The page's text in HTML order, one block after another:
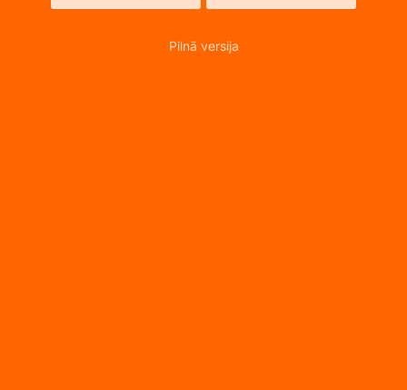
Pilnā versija